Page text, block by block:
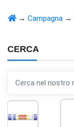
→ Campagna →
CERCA